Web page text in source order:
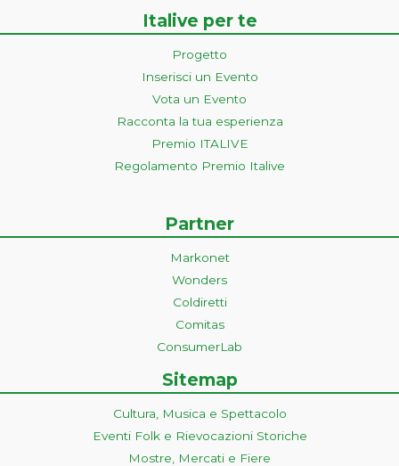
Italive per te
Progetto
Inserisci un Evento
Vota un Evento
Racconta la tua esperienza
Premio ITALIVE
Regolamento Premio Italive
Partner
Markonet
Wonders
Coldiretti
Comitas
ConsumerLab
Sitemap
Cultura, Musica e Spettacolo
Eventi Folk e Rievocazioni Storiche
Mostre, Mercati e Fiere